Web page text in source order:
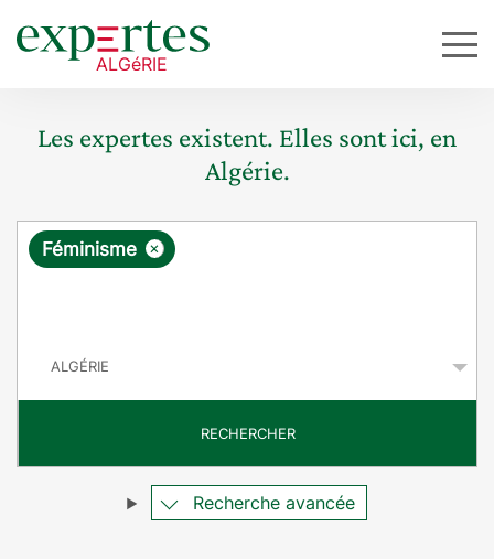
Les expertes existent. Elles sont ici, en
Algérie.
R
ê
e
×
Féminisme
RECHERCHER
Recherche avancée